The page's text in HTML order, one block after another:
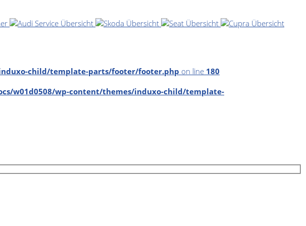
child/template-parts/footer/footer.php on line 180
w01d0508/wp-content/themes/induxo-child/template-